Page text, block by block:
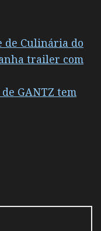
de Culinária do
trailer com
GANTZ tem